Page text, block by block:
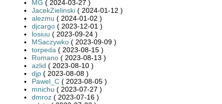
MG ( 2024-03-27 )
JacekZielinski ( 2024-01-12 )
alezmu ( 2024-01-02 )
djcargo ( 2023-12-01 )
losiuu ( 2023-09-24 )
MSaczywko ( 2023-09-09 )
torpeda ( 2023-08-15 )
Romano ( 2023-08-13 )
azlid ( 2023-08-10 )
djp ( 2023-08-08 )
Pawel_C ( 2023-08-05 )
mnichu ( 2023-07-27 )
dmroz ( 2023-07-16 )